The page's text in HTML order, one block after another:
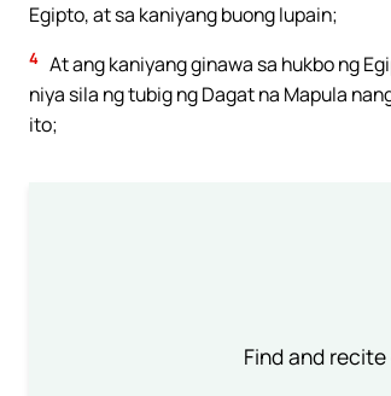
Egipto, at sa kaniyang buong lupain;
4 At ang kaniyang ginawa sa hukbo ng
niya sila ng tubig ng Dagat na Mapula
ito;
Find and